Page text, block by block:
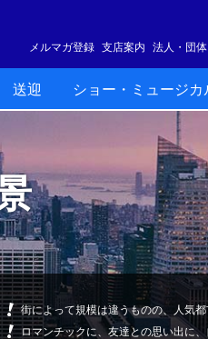
メルマガ登録 支店案内 法人・団体
送迎 ショー・ミュージカ
街によって規模は違うものの、人気
ロマンチックに、友達との思い出に